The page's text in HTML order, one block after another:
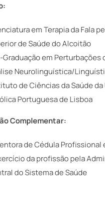
em Terapia da Fala
de Saúde do Alcoitão
Graduação em Perturbações
Neurolinguística/
de Ciências da Saúde
Portuguesa de Lisboa
Complementar:
de Cédula Profissional
da profissão pela
do Sistema de Saúde